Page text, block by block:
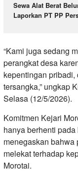
Sewa Alat Berat
Laporkan PT PP
“Kami juga sedang
perangkat desa
kepentingan
tersangka,” ungkap
Selasa (12/5/2026).
​Komitmen Kejari
hanya berhenti
menegaskan
melekat terhadap
Morotai.